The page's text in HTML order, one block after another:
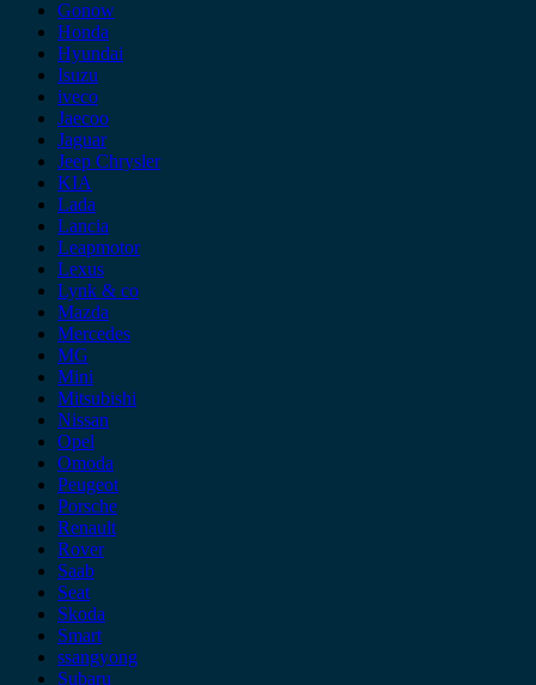
Gonow
Honda
Hyundai
Isuzu
iveco
Jaecoo
Jaguar
Jeep Chrysler
KIA
Lada
Lancia
Leapmotor
Lexus
Lynk & co
Mazda
Mercedes
MG
Mini
Mitsubishi
Nissan
Opel
Omoda
Peugeot
Porsche
Renault
Rover
Saab
Seat
Skoda
Smart
ssangyong
Subaru